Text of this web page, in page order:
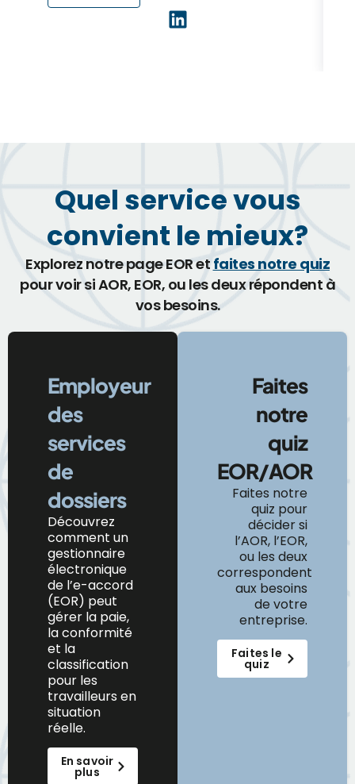
Quel service vous
convient le mieux?
Explorez notre page EOR et faites notre quiz
pour voir si AOR, EOR, ou les deux répondent à
vos besoins.
Employeur
des
services
de
dossiers
Découvrez
comment un
gestionnaire
électronique
de l’e-accord
(EOR) peut
gérer la paie,
la conformité
et la
classification
pour les
travailleurs en
situation
réelle.
En savoir
plus
Faites
notre
quiz
EOR/AOR
Faites notre
quiz pour
décider si
l’AOR, l’EOR,
ou les deux
correspondent
aux besoins
de votre
entreprise.
Faites le
quiz